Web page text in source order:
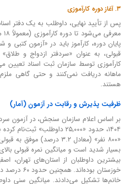
۳. آغاز دوره کارآموزی
پس از تأیید نهایی، داوطلب به یک دفتر
پایان دوره، کارآموز باید در «آزمون
قبولی، به عنوان «سردفتر ازدواج و
کارآموزی توسط سازمان ثبت اسناد تعیین
ماهانه دریافت نمی‌کنند و حتی گاهی
هستند.
ظرفیت پذیرش و رقابت در آزمون (آمار)
بر اساس اعلام سازمان سنجش، در آزمون
۱۴۰۴، حدود «۲۵,۰۰۰ داوطلب»
«۸۰۰ نفر» (معادل ۳.۲ درصد)
بیشترین داوطلبان از استان‌های تهران،